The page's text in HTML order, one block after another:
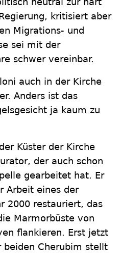
kritisiert aber
Migrations- und
sei mit der
schwer vereinbar.
auch in der Kirche
Anders ist das
ja kaum zu
Küster der Kirche
der auch schon
gearbeitet hat. Er
Arbeit eines der
2000 restauriert, das
Marmorbüste von
flankieren. Erst jetzt
beiden Cherubim stellt